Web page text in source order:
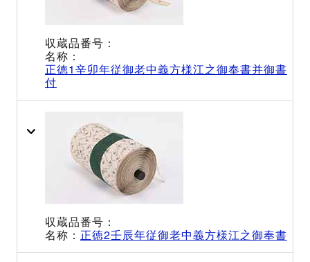
正徳1辛卯年従御老中義方様江之御奉書并御書
付
正徳2壬辰年従御老中義方様江之御奉書